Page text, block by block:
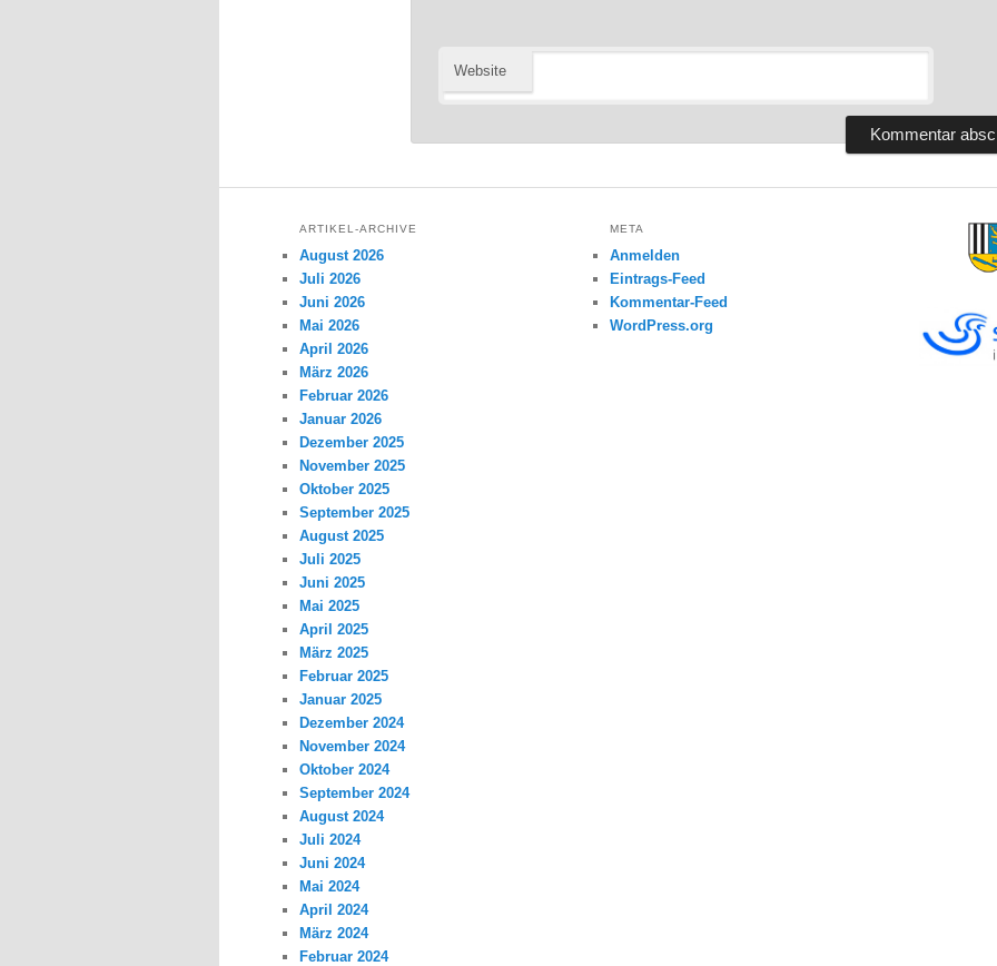
Website
ARTIKEL-ARCHIVE
August 2026
Juli 2026
Juni 2026
Mai 2026
April 2026
März 2026
Februar 2026
Januar 2026
Dezember 2025
November 2025
Oktober 2025
September 2025
August 2025
Juli 2025
Juni 2025
Mai 2025
April 2025
März 2025
Februar 2025
Januar 2025
Dezember 2024
November 2024
Oktober 2024
September 2024
August 2024
Juli 2024
Juni 2024
Mai 2024
April 2024
März 2024
Februar 2024
META
Anmelden
Eintrags-Feed
Kommentar-Feed
WordPress.org